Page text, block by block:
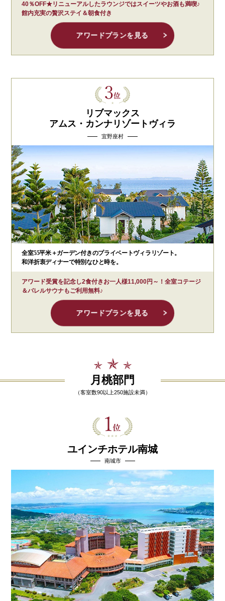
40％OFF★リニューアルしたラウンジではスイーツやお酒も満喫♪
館内充実の贅沢ステイ＆朝食付き
アワードプランを見る
リブマックス
アムス・カンナリゾートヴィラ
宜野座村
全室55平米＋ガーデン付きのプライベートヴィラリゾート。
和洋折衷ディナーで特別なひと時を。
アワード受賞を記念し2食付きお一人様11,000円～！全室コテージ
＆バレルサウナもご利用無料♪
アワードプランを見る
月桃部門
（客室数90以上250施設未満）
ユインチホテル南城
南城市